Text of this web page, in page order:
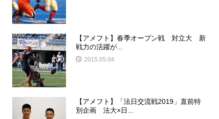
【アメフト】春季オープン戦 対立大 新
戦力の活躍が...
2015.05.04
【アメフト】「法日交流戦2019」直前特
別企画 法大×日...